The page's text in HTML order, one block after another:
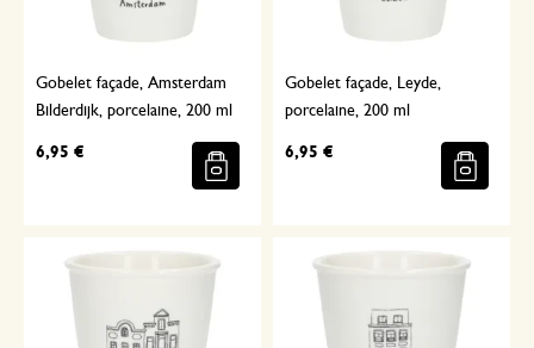
Gobelet façade, Amsterdam
Bilderdijk, porcelaine, 200 ml
6,95 €
Gobelet façade, Leyde,
porcelaine, 200 ml
6,95 €